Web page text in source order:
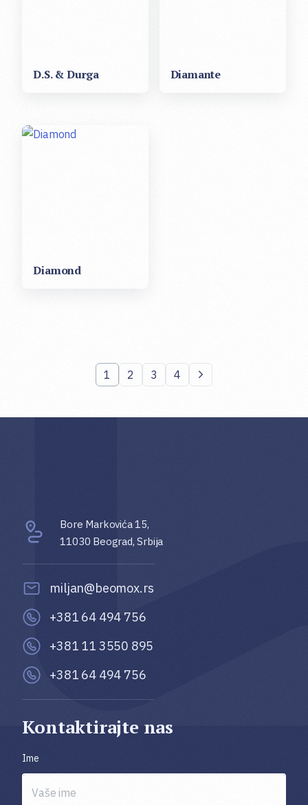
D.S. & Durga Diamante
Diamond
1 2 3 4
Bore Markovića 15,
11030 Beograd, Srbija
miljan@beomox.rs
+381 64 494 756
+381 11 3550 895
+381 64 494 756
Kontaktirajte nas
Ime